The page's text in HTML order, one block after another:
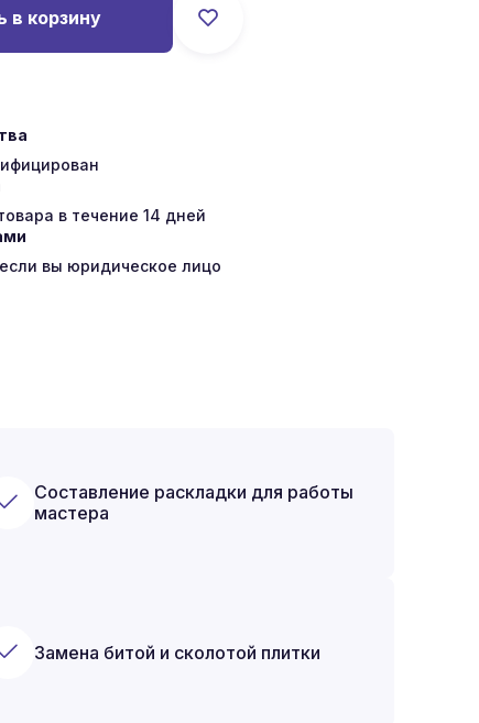
в корзину
в течение 14 дней
вы юридическое лицо
Составление раскладки для работы
мастера
Замена битой и сколотой плитки